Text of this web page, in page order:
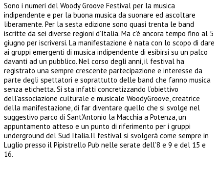
Sono i numeri del Woody Groove Festival per la musica
indipendente e per la buona musica da suonare ed ascoltare
liberamente. Per la sesta edizione sono quasi trenta le band
iscritte da sei diverse regioni d’Italia. Ma c’è ancora tempo fino al 5
giugno per iscriversi. La manifestazione è nata con lo scopo di dare
ai gruppi emergenti di musica indipendente di esibirsi su un palco
davanti ad un pubblico. Nel corso degli anni, il festival ha
registrato una sempre crescente partecipazione e interesse da
parte degli spettatori e soprattutto delle band che fanno musica
senza etichetta. Si sta infatti concretizzando l’obiettivo
dell’associazione culturale e musicale WoodyGroove, creatrice
della manifestazione, di far diventare quello che si svolge nel
suggestivo parco di Sant’Antonio la Macchia a Potenza, un
appuntamento atteso e un punto di riferimento per i gruppi
underground del Sud Italia.Il festival si svolgerà come sempre in
Luglio presso il Pipistrello Pub nelle serate dell’8 e 9 e del 15 e
16.